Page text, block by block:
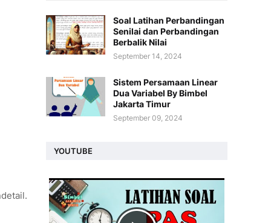
Soal Latihan Perbandingan
Senilai dan Perbandingan
Berbalik Nilai
September 14, 2024
Sistem Persamaan Linear
Dua Variabel By Bimbel
Jakarta Timur
September 09, 2024
YOUTUBE